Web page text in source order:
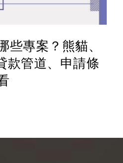
些專案？熊貓、
款管道、申請條